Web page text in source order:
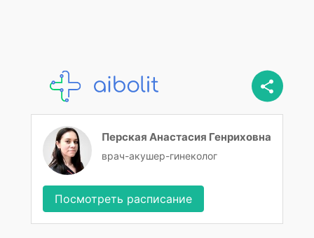
Перская Анастасия Генриховна
врач-акушер-гинеколог
Посмотреть расписание